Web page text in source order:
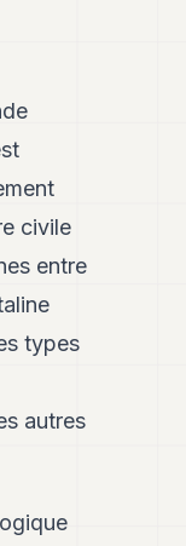
civile
entre
types
autres